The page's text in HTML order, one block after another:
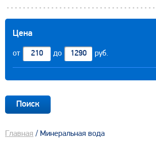
Цена
от до руб.
Главная / Минеральная вода